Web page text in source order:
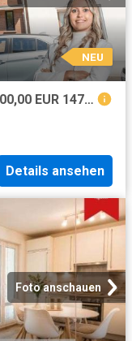
NEU
Haus zum Kaufen in Frechen 535.000,00 EUR 147 m²
Details ansehen
Foto anschauen